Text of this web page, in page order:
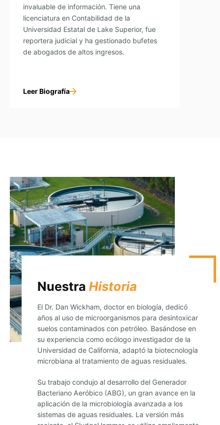
invaluable de información. Tiene una
licenciatura en Contabilidad de la
Universidad Estatal de Lake Superior, fue
reportera judicial y ha gestionado bufetes
de abogados de altos ingresos.
Leer Biografía
Nuestra Historia
El Dr. Dan Wickham, doctor en biología, dedicó
años al uso de microorganismos para desintoxicar
suelos contaminados con petróleo. Basándose en
su experiencia como ecólogo investigador de la
Universidad de California, adaptó la biotecnología
microbiana al tratamiento de aguas residuales.
Su trabajo condujo al desarrollo del Generador
Bacteriano Aeróbico (ABG), un gran avance en la
aplicación de la microbiología avanzada a los
sistemas de aguas residuales. La versión más